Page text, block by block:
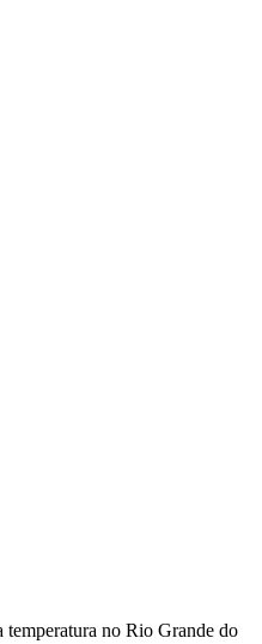
temperatura no Rio Grande do